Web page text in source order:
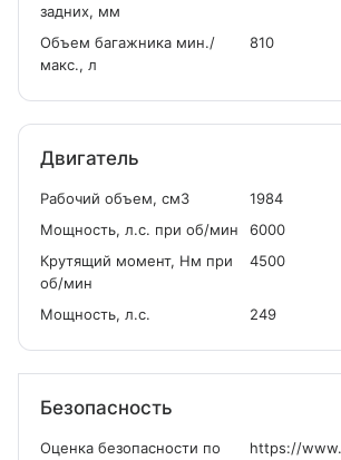
задних, мм
Объем багажника мин./
макс., л
810
Двигатель
Рабочий объем, см3
1984
Мощность, л.с. при об/мин
6000
Крутящий момент, Нм при
об/мин
4500
Мощность, л.с. 249
Безопасность
Оценка безопасности по
https://